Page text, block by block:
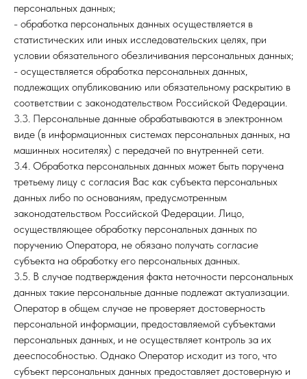
персональных данных;
- обработка персональных данных осуществляется в
статистических или иных исследовательских целях, при
условии обязательного обезличивания персональных данных;
- осуществляется обработка персональных данных,
подлежащих опубликованию или обязательному раскрытию в
соответствии с законодательством Российской Федерации.
3.3. Персональные данные обрабатываются в электронном
виде (в информационных системах персональных данных, на
машинных носителях) с передачей по внутренней сети.
3.4. Обработка персональных данных может быть поручена
третьему лицу с согласия Вас как субъекта персональных
данных либо по основаниям, предусмотренным
законодательством Российской Федерации. Лицо,
осуществляющее обработку персональных данных по
поручению Оператора, не обязано получать согласие
субъекта на обработку его персональных данных.
3.5. В случае подтверждения факта неточности персональных
данных такие персональные данные подлежат актуализации.
Оператор в общем случае не проверяет достоверность
персональной информации, предоставляемой субъектами
персональных данных, и не осуществляет контроль за их
дееспособностью. Однако Оператор исходит из того, что
субъект персональных данных предоставляет достоверную и